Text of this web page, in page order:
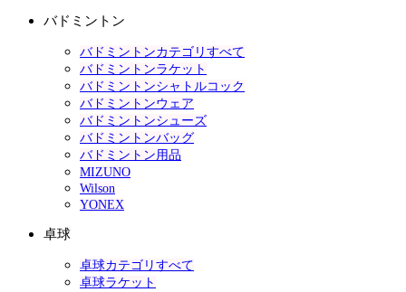
バドミントン
バドミントンカテゴリすべて
バドミントンラケット
バドミントンシャトルコック
バドミントンウェア
バドミントンシューズ
バドミントンバッグ
バドミントン用品
MIZUNO
Wilson
YONEX
卓球
卓球カテゴリすべて
卓球ラケット